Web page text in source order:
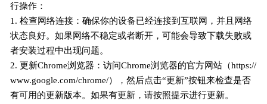
行操作：
1. 检查网络连接：确保你的设备已经连接到互联网，并且网络
状态良好。如果网络不稳定或者断开，可能会导致下载失败或
者安装过程中出现问题。
2. 更新Chrome浏览器：访问Chrome浏览器的官方网站（https://
www.google.com/chrome/），然后点击“更新”按钮来检查是否
有可用的更新版本。如果有更新，请按照提示进行更新。